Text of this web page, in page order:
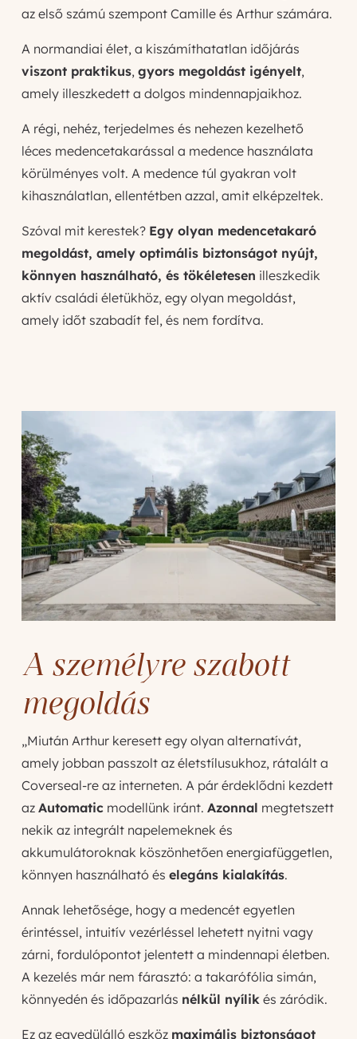
az első számú szempont Camille és Arthur számára.
A normandiai élet, a kiszámíthatatlan időjárás
viszont praktikus, gyors megoldást igényelt,
amely illeszkedett a dolgos mindennapjaikhoz.
A régi, nehéz, terjedelmes és nehezen kezelhető
léces medencetakarással a medence használata
körülményes volt. A medence túl gyakran volt
kihasználatlan, ellentétben azzal, amit elképzeltek.
Szóval mit kerestek? Egy olyan medencetakaró
megoldást, amely optimális biztonságot nyújt,
könnyen használható, és tökéletesen illeszkedik
aktív családi életükhöz, egy olyan megoldást,
amely időt szabadít fel, és nem fordítva.
A személyre szabott
megoldás
„Miután Arthur keresett egy olyan alternatívát,
amely jobban passzolt az életstílusukhoz, rátalált a
Coverseal-re az interneten. A pár érdeklődni kezdett
az Automaticmodellünk iránt. Azonnal megtetszett
nekik az integrált napelemeknek és
akkumulátoroknak köszönhetően energiafüggetlen,
könnyen használható és elegáns kialakítás.
Annak lehetősége, hogy a medencét egyetlen
érintéssel, intuitív vezérléssel lehetett nyitni vagy
zárni, fordulópontot jelentett a mindennapi életben.
A kezelés már nem fárasztó: a takarófólia simán,
könnyedén és időpazarlás nélkül nyílikés záródik.
Ez az egyedülálló eszköz maximális biztonságot